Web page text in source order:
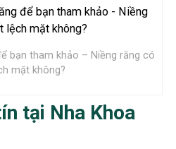
bạn tham khảo – Niềng răng có
mặt không?
tại Nha Khoa